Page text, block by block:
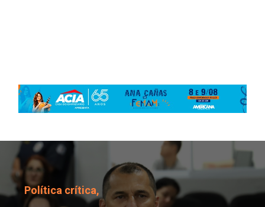
Pastor Miguel pede
Política crítica,